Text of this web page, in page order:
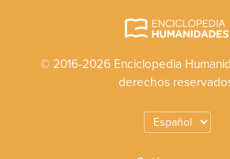
© 2016-2026 Enciclopedia
derechos